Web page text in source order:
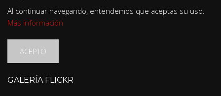
Al continuar navegando, entendemos que aceptas su uso.
Más información
ACEPTO
GALERÍA FLICKR